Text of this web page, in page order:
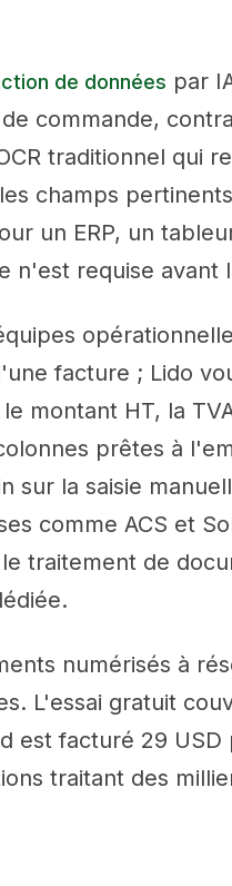
de données par
commande,
traditionnel qui
champs
un ERP, un
n'est requise avant
facture ; Lido
montant HT, la
prêtes à
sur la saisie
comme ACS et
traitement de
numérisés à
L'essai gratuit
est facturé 29 USD
traitant des